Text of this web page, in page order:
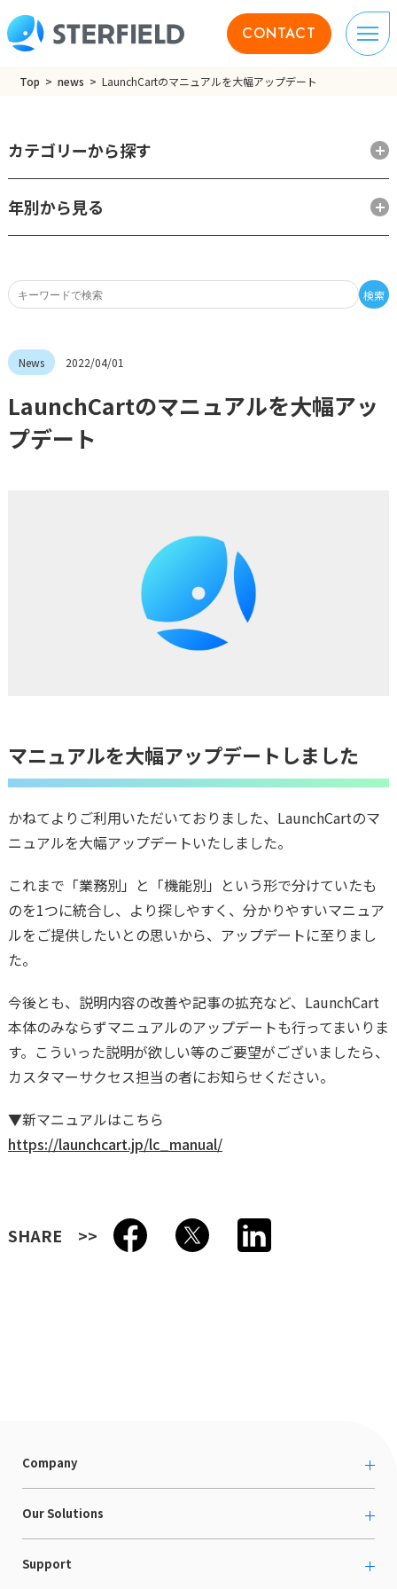
CONTACT
Top news LaunchCartのマニュアルを大幅アップデート
検索
カテゴリーから探す
年別から見る
2022/04/01
LaunchCartのマニュアルを大幅アッ
プデート
マニュアルを大幅アップデートしました
かねてよりご利用いただいておりました、LaunchCartのマ
ニュアルを大幅アップデートいたしました。
これまで「業務別」と「機能別」という形で分けていたも
のを1つに統合し、より探しやすく、分かりやすいマニュア
ルをご提供したいとの思いから、アップデートに至りまし
た。
今後とも、説明内容の改善や記事の拡充など、LaunchCart
本体のみならずマニュアルのアップデートも行ってまいりま
す。こういった説明が欲しい等のご要望がございましたら、
カスタマーサクセス担当の者にお知らせください。
▼新マニュアルはこちら
https://launchcart.jp/lc_manual/
SHARE
Company
About us
カルチャー
採用情報
Our Solutions
越境ECコンサルティング
Support